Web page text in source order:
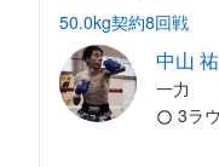
50.0kg契約8回戦
中山
一力
3ラ